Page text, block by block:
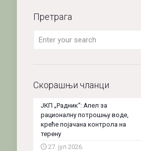
Претрага
Скорашњи чланци
ЈКП „Радник“: Апел за
рационалну потрошњу воде,
креће појачана контрола на
терену
27. јул 2026.